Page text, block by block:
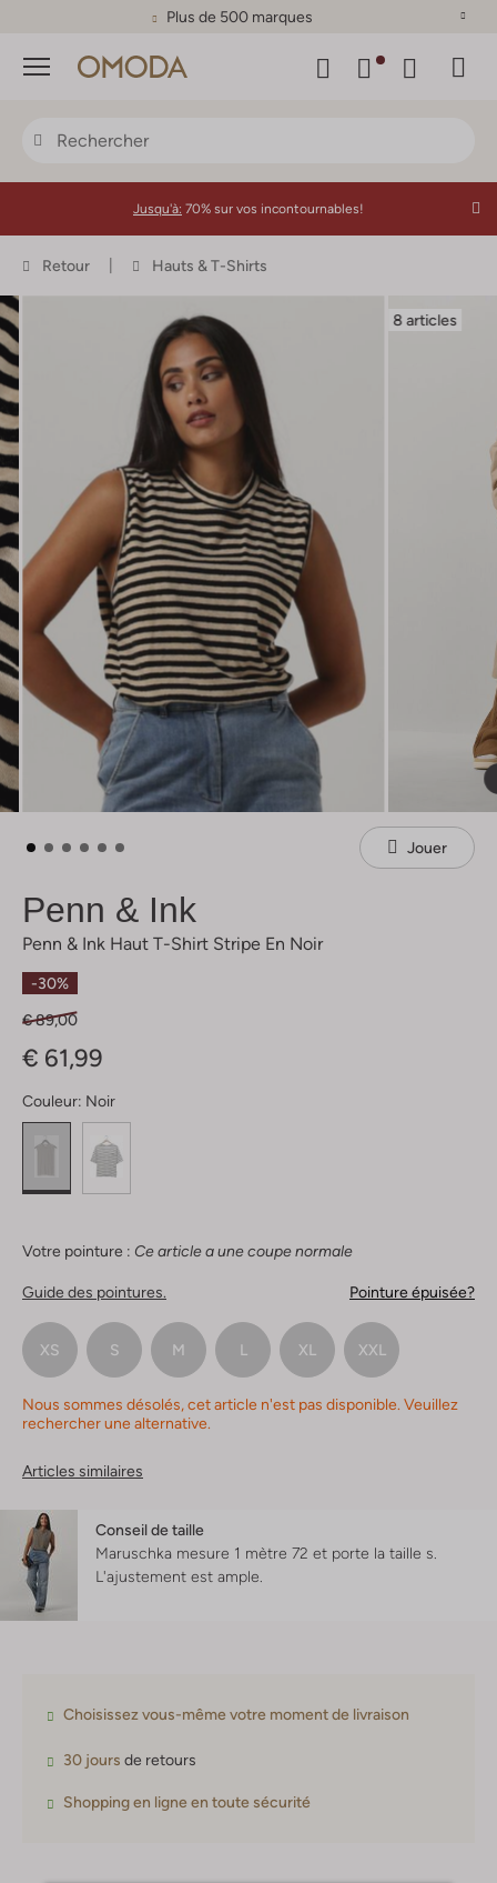
Plus de 500 marques
Menu
Jusqu'à: 70% sur vos incontournables!
Retour Hauts & T-Shirts
8 articles
Jouer
Penn & Ink
Penn & Ink Haut T-Shirt Stripe En Noir
-30%
€ 89,00
€ 61,99
Couleur: Noir
Votre pointure : Ce article a une coupe normale
Guide des pointures. Pointure épuisée?
XS S M L XL XXL
Nous sommes désolés, cet article n'est pas disponible. Veuillez
rechercher une alternative.
Articles similaires
Conseil de taille
Maruschka mesure 1 mètre 72 et porte la taille s.
L'ajustement est ample
Choisissez vous-même votre moment de livraison
30 jours de retours
Shopping en ligne en toute sécurité